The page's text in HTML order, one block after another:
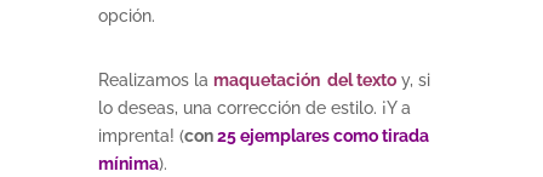
opción.
Realizamos la maquetación del textoy, si
lo deseas, una corrección de estilo. ¡Y a
imprenta! (con25 ejemplares como tirada
mínima).